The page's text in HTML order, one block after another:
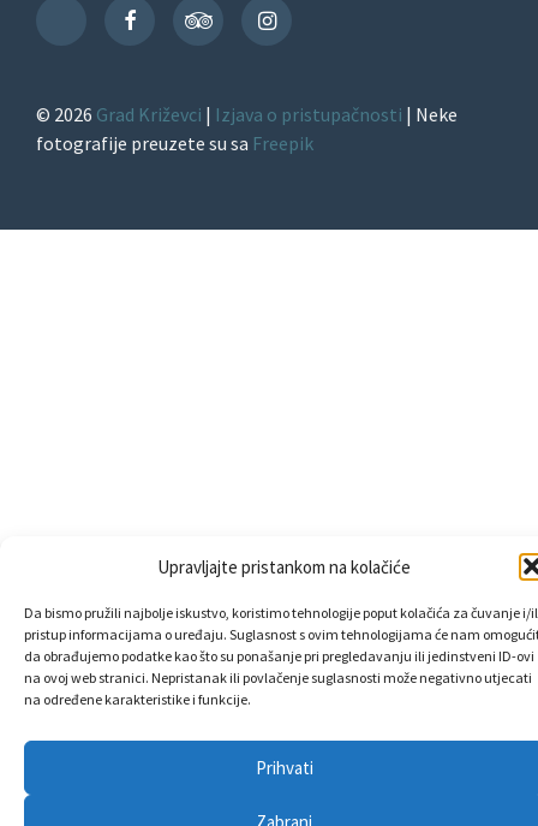
Upravljajte pristankom na kolačiće
Da bismo pružili najbolje iskustvo, koristimo tehnologije poput kolačića za čuvanje i/
pristup informacijama o uređaju. Suglasnost s ovim tehnologijama će nam
da obrađujemo podatke kao što su ponašanje pri pregledavanju ili jedinstveni ID-ovi
na ovoj web stranici. Nepristanak ili povlačenje suglasnosti može negativno utjecati
na određene karakteristike i funkcije.
Prihvati
Zabrani
TikTok
FacebookTripAdvisorInstagram
© 2026 Grad Križevci | Izjava o pristupačnosti | Neke
fotografije preuzete su sa Freepik